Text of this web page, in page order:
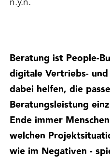
Beratung ist People-
digitale Vertriebs-
dabei helfen, die
Beratungsleistung
Ende immer
welchen
wie im Negativen -